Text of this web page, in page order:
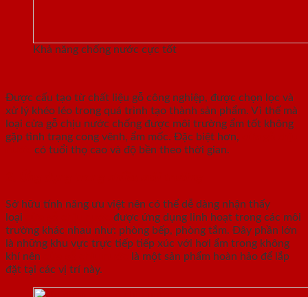
Khả năng chống nước cực tốt
Được cấu tạo từ chất liệu gỗ công nghiệp, được chọn lọc và
xử lý khéo léo trong quá trình tạo thành sản phẩm. Vì thế mà
loại cửa gỗ chịu nước chống được môi trường ẩm tốt không
gặp tình trạng cong vênh, ẩm mốc. Đặc biệt hơn,
có tuổi thọ cao và độ bền theo thời gian.
Sở hữu tính năng ưu việt nên có thể dễ dàng nhận thấy
loại
được ứng dụng linh hoạt trong các môi
trường khác nhau như: phòng bếp, phòng tắm. Đây phần lớn
là những khu vực trực tiếp tiếp xúc với hơi ẩm trong không
khí nên
là một sản phẩm hoàn hảo để lắp
đặt tại các vị trí này.